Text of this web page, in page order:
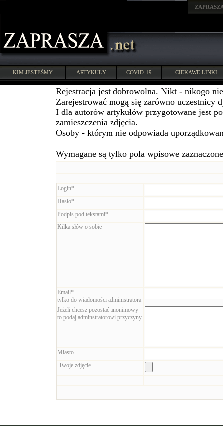
KIM JESTEŚMY ARTYKUŁY COVID-19 CIEKAWE LINKI
Rejestracja jest dobrowolna. Nikt - nikogo
Zarejestrować mogą się zarówno uczestnicy
I dla autorów artykułów przygotowane jest
zamieszczenia zdjęcia.
Osoby - którym nie odpowiada
Wymagane są tylko pola wpisowe
Login*
Hasło*
Podpis pod tekstami*
Kilka słów o sobie
Email*
tylko do wiadomości administratora
Jeżeli chcesz pozostać anonimowy
to podaj adminstratorowi przyczyny
Miasto
Twoje zdjęcie